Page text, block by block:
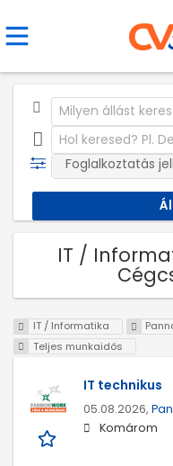
Foglalkoztatás
IT /
IT / Informatika
Teljes munkaidős
IT technikus
05.08.2026,
Komárom